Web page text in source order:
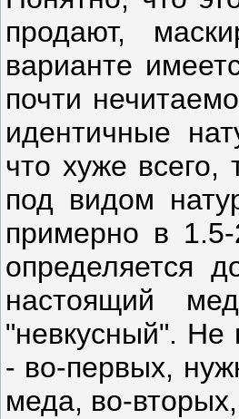
продают,
варианте
почти
идентичные
что хуже всего,
под видом
примерно в
определяется
настоящий
"невкусный". Не
- во-первых,
меда, во-